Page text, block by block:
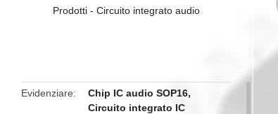
Prodotti- Circuito integrato audio
Evidenziare Chip IC audio SOP16,
Circuito integrato IC